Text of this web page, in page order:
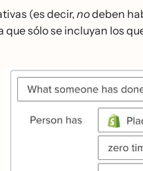
(es decir, nodeben
que sólo se incluyan los